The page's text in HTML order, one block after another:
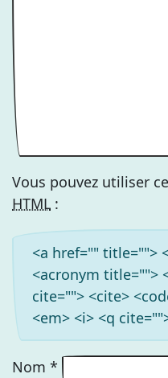
Vous pouvez utiliser
HTML :
<a href="" title="">
<acronym title="">
cite=""> <cite>
<em> <i> <q
Nom *